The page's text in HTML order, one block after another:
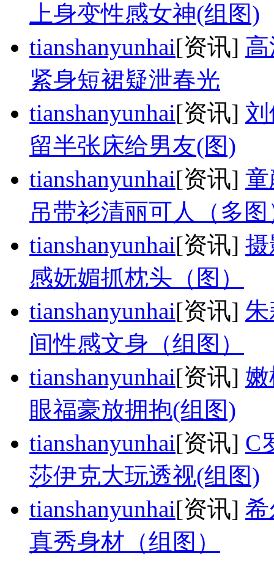
上身变性感女神(组图)
tianshanyunhai[资讯]
紧身短裙疑泄春光
tianshanyunhai[资讯]
留半张床给男友(图)
tianshanyunhai[资讯]
吊带衫清丽可人（多图
tianshanyunhai[资讯]
感妩媚抓枕头（图）
tianshanyunhai[资讯]
间性感文身（组图）
tianshanyunhai[资讯]
眼福豪放拥抱(组图)
tianshanyunhai[资讯] C
莎伊克大玩透视(组图)
tianshanyunhai[资讯]
真秀身材（组图）